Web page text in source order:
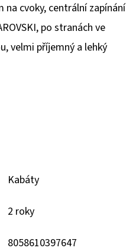
na cvoky, centrálnízapínání
po stranách ve
velmi příjemný a lehký
Kabáty
2 roky
8058610397647